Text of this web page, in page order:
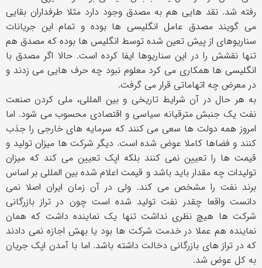
رفته شد. نقد هایی هم به مصدق وجود دارد مثلا طرفداران بقایی
می گویند مصدق عامل انگلیسی ها بوده و تمام این جریانات
سناریوهای از پیش تعین شده توسط انگلیس ها بوده که مصدق هم
تنها نقشش را در این سناریوها ایفا کرده است. حالا اگر مصدق با
انگلیسی ها همکاری می کرد معلوم نبود چه حرف هایی می زدند و
در معرض چه اتهاماتی قرار می گرفت.
به هر حال در آن شرایط تاریخی و بین المللی، ملی کردن صنعت
نفت یک جنبش مترقیانه سیاسی و اقتصادی محسوب می شود. اما
امروز همه دولت ها سعی می کنند که سرمایه های خارجی را جذب
کنند و فضاها کاملا عوض شده است. دیگر شرکت ها میزان تولید و
قیمت ها را تعیین نمی کنند بلکه اپک تعیین می کند که میزان
تولیدات چه مقدار باید باشد و قیمت اعلام شده بین المللی بر اساس
برند نفت را مشخص می کند. ولی در آن زمان ایران اصلا نمی
دانست واقعا چقدر نفت تولید شده است چون در تراز بازرگانی
شرکت ها هیچ نظری نداشت تنها یک نماینده داشت که همان
نماینده هم عملا در خدمت شرکت ها بود یا بهش اجازه نمی دادند
که در تراز های بازرگانی دخالت داشته باشد. اما با آمدن اپک جریان
به کل عوض شد.